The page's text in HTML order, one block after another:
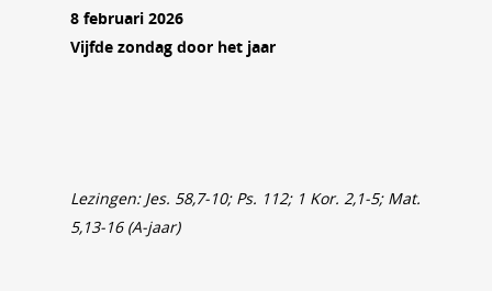
8 februari 2026
Vijfde zondag door het jaar
Lezingen: Jes. 58,7-10; Ps. 112; 1 Kor. 2,1-5; Mat.
5,13-16 (A-jaar)